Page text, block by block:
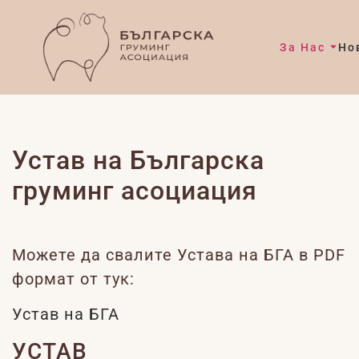
За Нас
Устав на Българска
груминг асоциация
Можете да свалите Устава на БГА в PDF
формат от тук:
Устав на БГА
УСТАВ